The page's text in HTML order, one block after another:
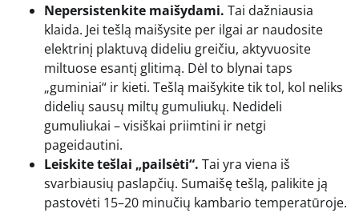
Nepersistenkite maišydami. Tai dažniausia
klaida. Jei tešlą maišysite per ilgai ar naudosite
elektrinį plaktuvą dideliu greičiu, aktyvuosite
miltuose esantį glitimą. Dėl to blynai taps
„guminiai“ ir kieti. Tešlą maišykite tik tol, kol neliks
didelių sausų miltų gumuliukų. Nedideli
gumuliukai – visiškai priimtini ir netgi
pageidautini.
Leiskite tešlai „pailsėti“. Tai yra viena iš
svarbiausių paslapčių. Sumaišę tešlą, palikite ją
pastovėti 15–20 minučių kambario temperatūroje.